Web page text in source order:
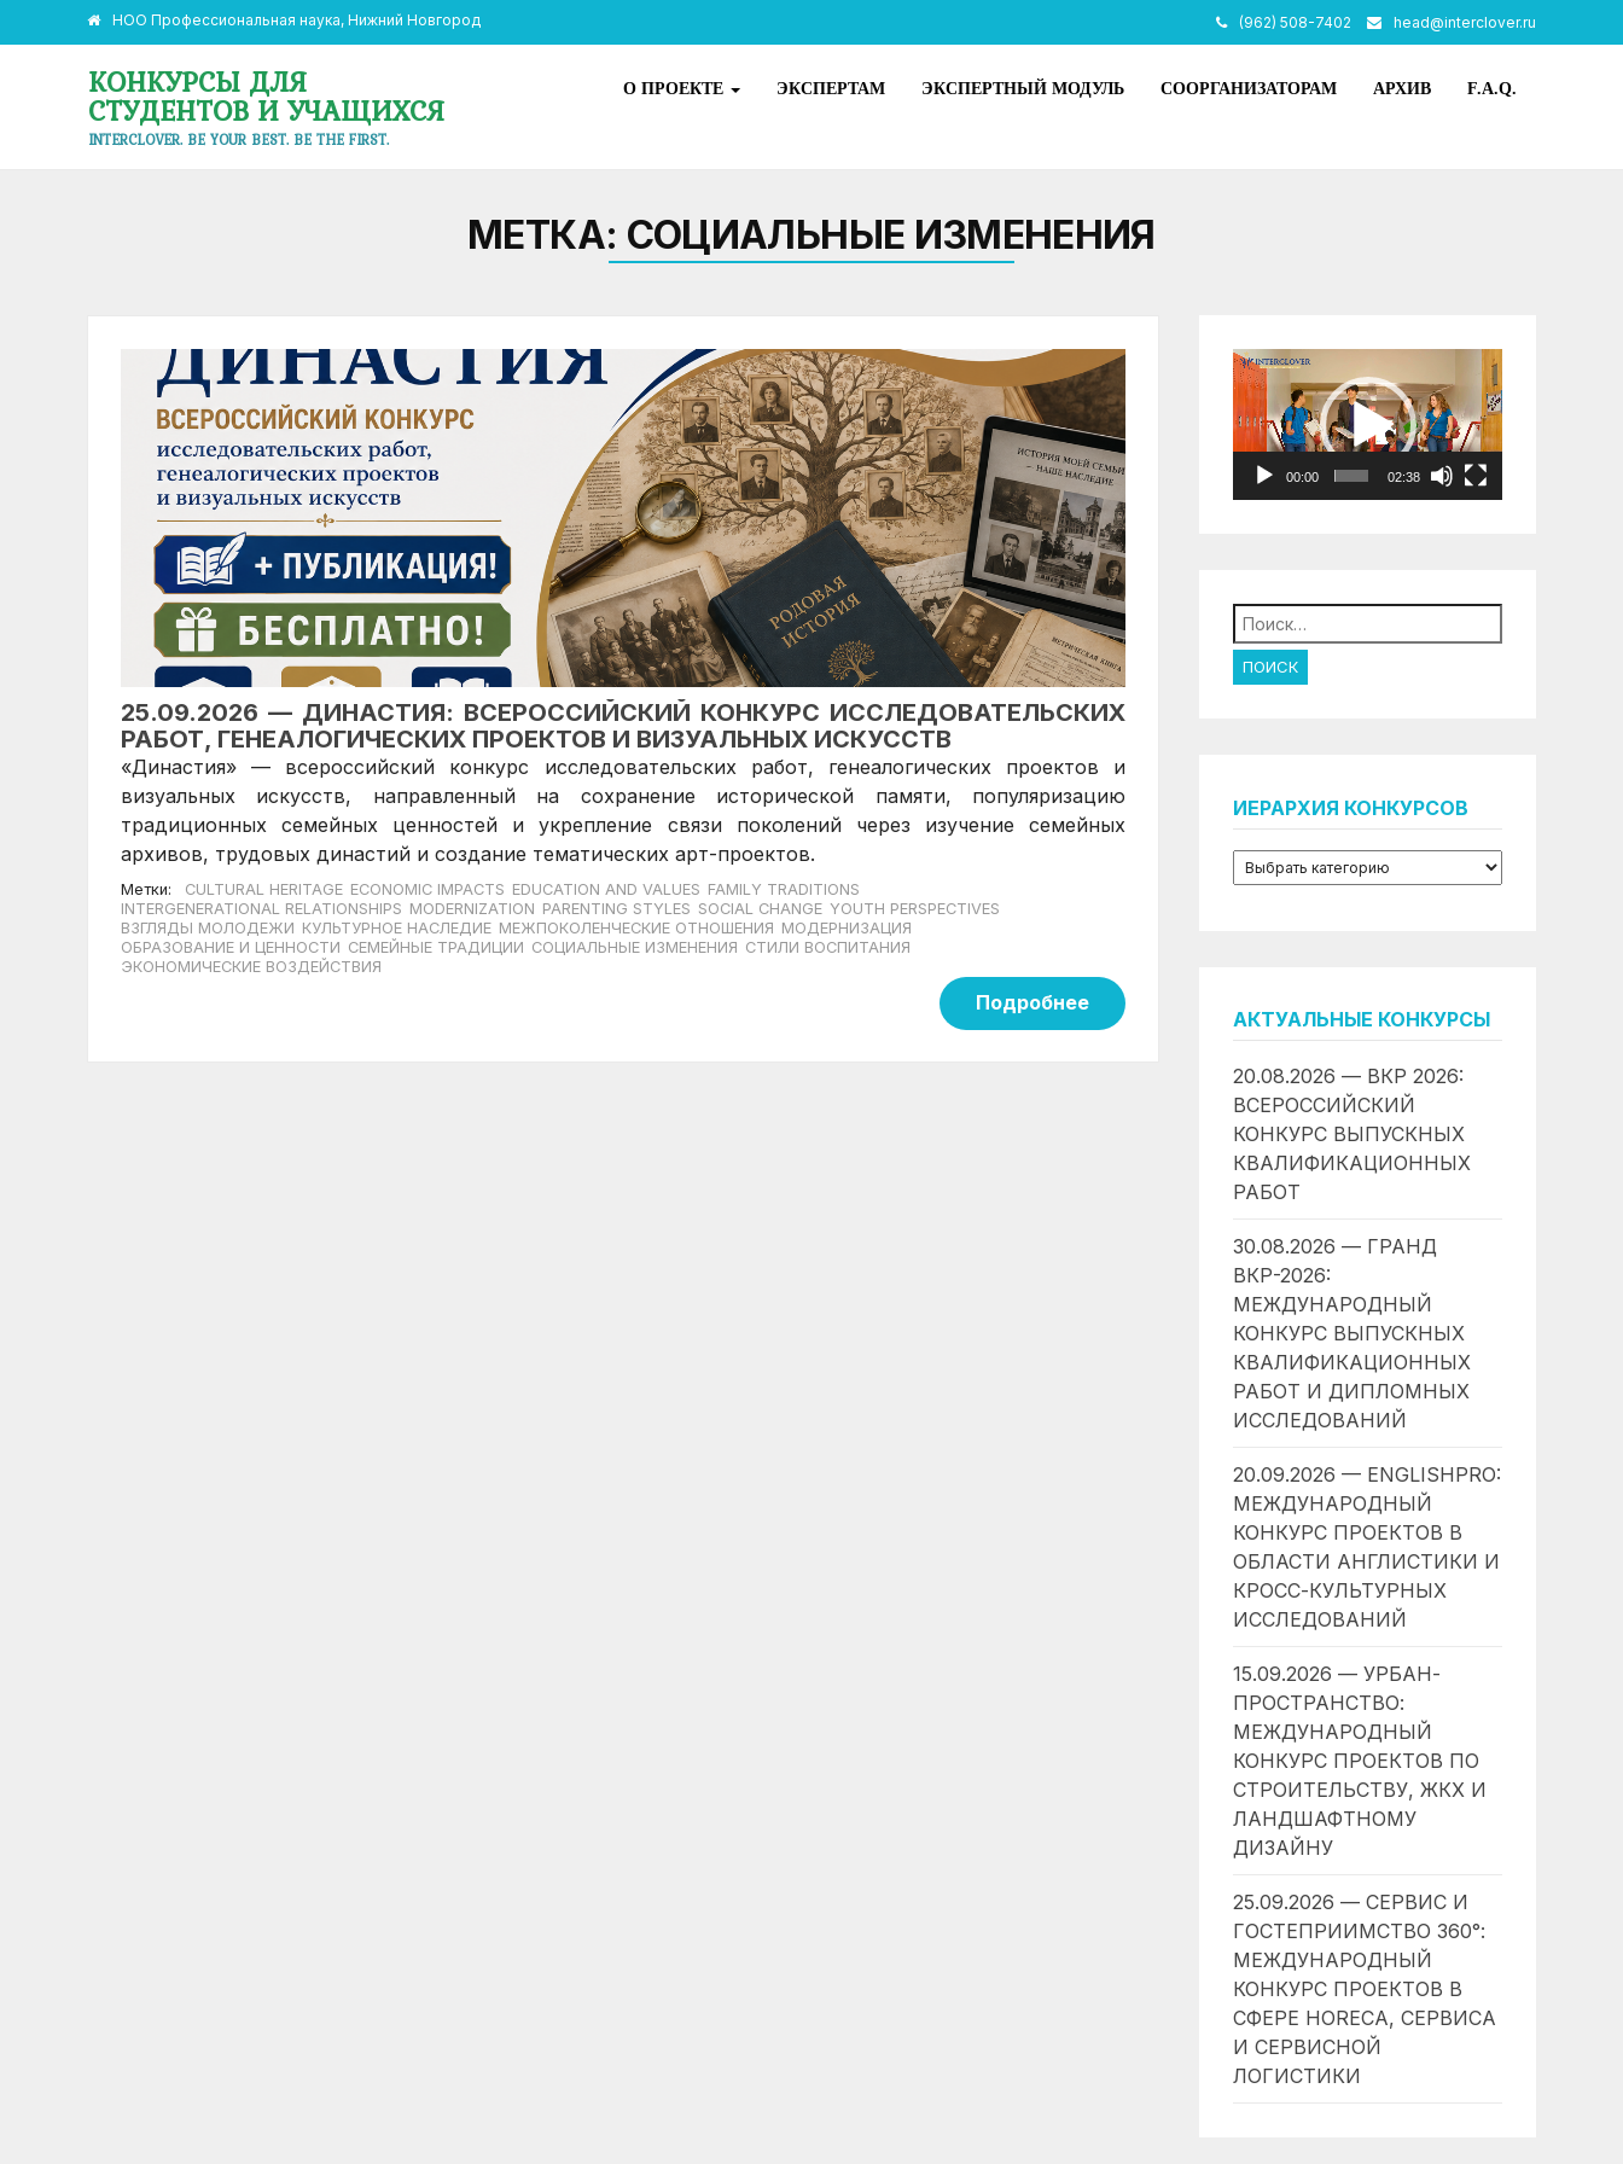
НОО Профессиональная наука, Нижний Новгород (962) 508-7402 head@interclover.ru
КОНКУРСЫ ДЛЯ
СТУДЕНТОВ И УЧАЩИХСЯ
INTERCLOVER. BE YOUR BEST. BE THE FIRST.
О ПРОЕКТЕ ЭКСПЕРТАМ ЭКСПЕРТНЫЙ МОДУЛЬ СООРГАНИЗАТОРАМ АРХИВ F.A.Q.
МЕТКА: СОЦИАЛЬНЫЕ ИЗМЕНЕНИЯ
25.09.2026 — ДИНАСТИЯ: ВСЕРОССИЙСКИЙ КОНКУРС ИССЛЕДОВАТЕЛЬСКИХ
РАБОТ, ГЕНЕАЛОГИЧЕСКИХ ПРОЕКТОВ И ВИЗУАЛЬНЫХ ИСКУССТВ
«Династия» — всероссийский конкурс исследовательских работ, генеалогических проектов и
визуальных искусств, направленный на сохранение исторической памяти, популяризацию
традиционных семейных ценностей и укрепление связи поколений через изучение семейных
архивов, трудовых династий и создание тематических арт-проектов.
Метки: CULTURAL HERITAGE ECONOMIC IMPACTS EDUCATION AND VALUES FAMILY TRADITIONS
INTERGENERATIONAL RELATIONSHIPS MODERNIZATION PARENTING STYLES SOCIAL CHANGE YOUTH PERSPECTIVES
ВЗГЛЯДЫ МОЛОДЕЖИ КУЛЬТУРНОЕ НАСЛЕДИЕ МЕЖПОКОЛЕНЧЕСКИЕ ОТНОШЕНИЯ МОДЕРНИЗАЦИЯ
ОБРАЗОВАНИЕ И ЦЕННОСТИ СЕМЕЙНЫЕ ТРАДИЦИИ СОЦИАЛЬНЫЕ ИЗМЕНЕНИЯ СТИЛИ ВОСПИТАНИЯ
ЭКОНОМИЧЕСКИЕ ВОЗДЕЙСТВИЯ
Подробнее
Видеоплеер
00:00 02:38
Найти:
ИЕРАРХИЯ КОНКУРСОВ
АКТУАЛЬНЫЕ КОНКУРСЫ
20.08.2026 — ВКР 2026:
ВСЕРОССИЙСКИЙ
КОНКУРС ВЫПУСКНЫХ
КВАЛИФИКАЦИОННЫХ
РАБОТ
30.08.2026 — ГРАНД
ВКР-2026:
МЕЖДУНАРОДНЫЙ
КОНКУРС ВЫПУСКНЫХ
КВАЛИФИКАЦИОННЫХ
РАБОТ И ДИПЛОМНЫХ
ИССЛЕДОВАНИЙ
20.09.2026 — ENGLISHPRO:
МЕЖДУНАРОДНЫЙ
КОНКУРС ПРОЕКТОВ В
ОБЛАСТИ АНГЛИСТИКИ И
КРОСС-КУЛЬТУРНЫХ
ИССЛЕДОВАНИЙ
15.09.2026 — УРБАН-
ПРОСТРАНСТВО:
МЕЖДУНАРОДНЫЙ
КОНКУРС ПРОЕКТОВ ПО
СТРОИТЕЛЬСТВУ, ЖКХ И
ЛАНДШАФТНОМУ
ДИЗАЙНУ
25.09.2026 — СЕРВИС И
ГОСТЕПРИИМСТВО 360°:
МЕЖДУНАРОДНЫЙ
КОНКУРС ПРОЕКТОВ В
СФЕРЕ HORECA, СЕРВИСА
И СЕРВИСНОЙ
ЛОГИСТИКИ